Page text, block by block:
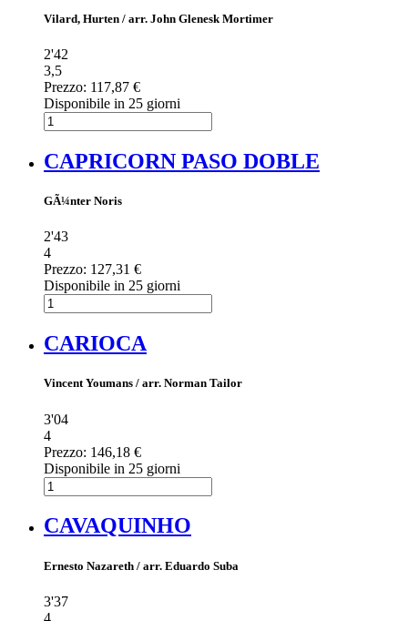
Vilard, Hurten / arr. John Glenesk Mortimer
2'42
3,5
Prezzo: 117,87 €
Disponibile in 25 giorni
CAPRICORN PASO DOBLE
GÃ¼nter Noris
2'43
4
Prezzo: 127,31 €
Disponibile in 25 giorni
CARIOCA
Vincent Youmans / arr. Norman Tailor
3'04
4
Prezzo: 146,18 €
Disponibile in 25 giorni
CAVAQUINHO
Ernesto Nazareth / arr. Eduardo Suba
3'37
4